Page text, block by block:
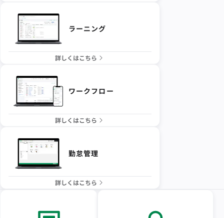
ラーニング
詳しくはこちら
ワークフロー
詳しくはこちら
勤怠管理
詳しくはこちら